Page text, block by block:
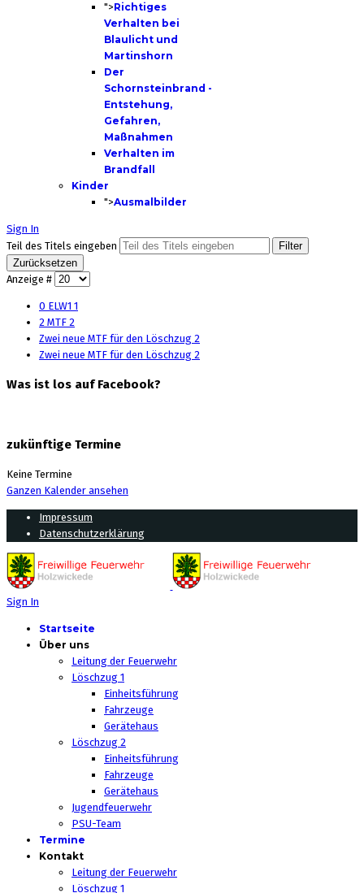
">Richtiges
Verhalten bei
Blaulicht und
Martinshorn
Der
Schornsteinbrand -
Entstehung,
Gefahren,
Maßnahmen
Verhalten im
Brandfall
Kinder
">Ausmalbilder
Sign In
Teil des Titels eingeben
Filter
Zurücksetzen
Anzeige #
0 ELW1 1
2 MTF 2
Zwei neue MTF für den Löschzug 2
Zwei neue MTF für den Löschzug 2
Was ist los auf Facebook?
zukünftige Termine
Keine Termine
Ganzen Kalender ansehen
Impressum
Datenschutzerklärung
Sign In
Startseite
Über uns
Leitung der Feuerwehr
Löschzug 1
Einheitsführung
Fahrzeuge
Gerätehaus
Löschzug 2
Einheitsführung
Fahrzeuge
Gerätehaus
Jugendfeuerwehr
PSU-Team
Termine
Kontakt
Leitung der Feuerwehr
Löschzug 1